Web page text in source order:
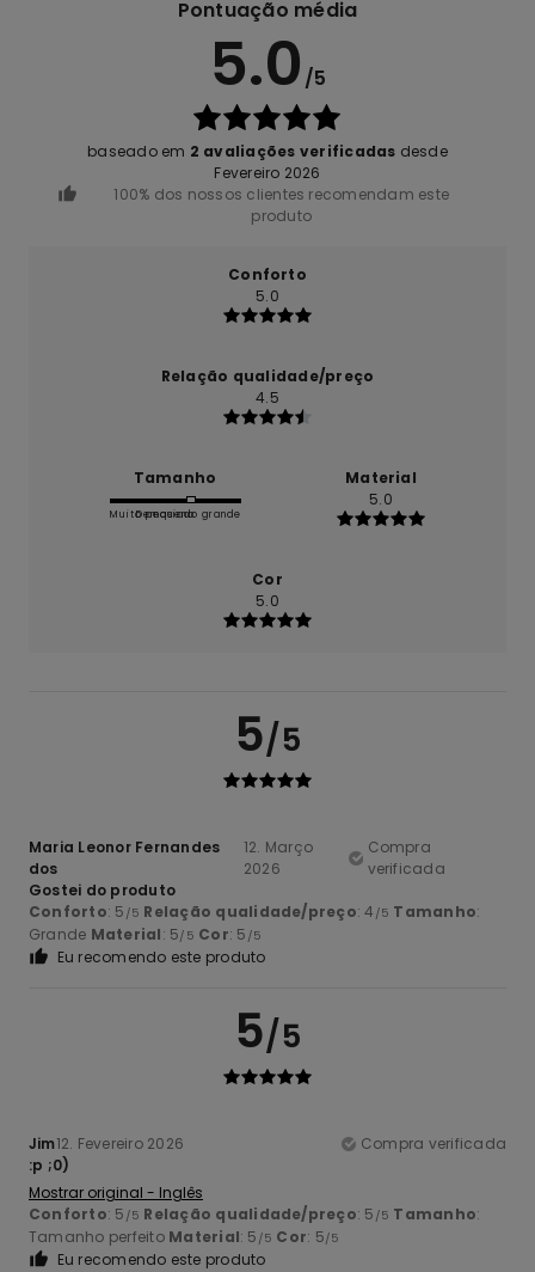
Pontuação média
5.0 /5
baseado em 2 avaliações verificadas desde
Fevereiro 2026
100% dos nossos clientes recomendam este
produto
Conforto
5.0
Relação qualidade/preço
4.5
Tamanho
Muito pequeno
Demasiado grande
Material
5.0
Cor
5.0
5/5
Maria Leonor Fernandes
dos
12. Março
2026
Compra
verificada
Gostei do produto
Conforto: 5 /5 Relação qualidade/preço: 4 /5 Tamanho:
Grande Material: 5/5 Cor: 5 /5
Eu recomendo este produto
5/5
Jim12. Fevereiro 2026
Compra verificada
:p ;0)
Mostrar original - Inglês
Conforto: 5 /5 Relação qualidade/preço: 5 /5 Tamanho:
Tamanho perfeito Material: 5 /5 Cor: 5/5
Eu recomendo este produto